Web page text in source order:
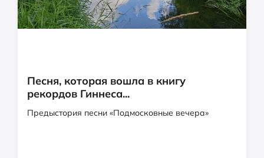
Песня, которая вошла в книгу
рекордов Гиннеса...
Предыстория песни «Подмосковные вечера»